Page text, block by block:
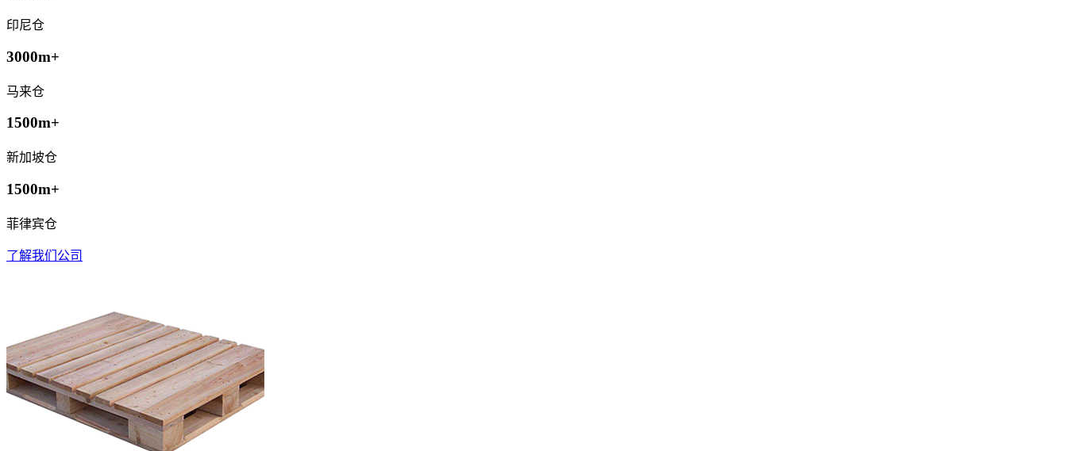
印尼仓
3000m+
马来仓
1500m+
新加坡仓
1500m+
菲律宾仓
了解我们公司